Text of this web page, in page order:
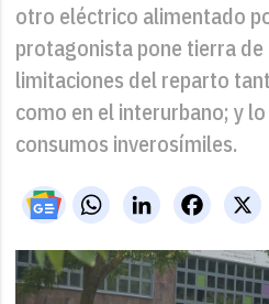
otro eléctrico alimentado
protagonista pone tierra de
limitaciones del reparto
como en el interurbano; y
consumos inverosímiles.
WhatsAppLinkedIn X